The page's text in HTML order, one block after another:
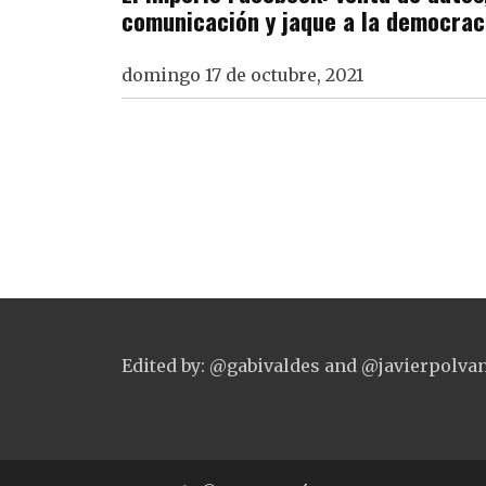
comunicación y jaque a la
domingo 17 de octubre, 2021
Edited by: @gabivaldes and